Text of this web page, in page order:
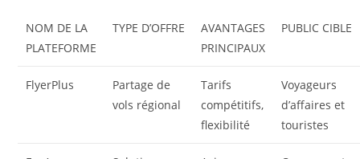
NOM DE LA
PLATEFORME
TYPE D’OFFRE
AVANTAGES
PRINCIPAUX
PUBLIC CIBLE
FlyerPlus
Partage de
vols régional
Tarifs
compétitifs,
flexibilité
Voyageurs
d’affaires et
touristes